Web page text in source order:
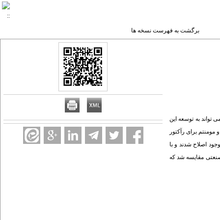
برگشت به فهرست نسخه ها
تواند به توسعه این
برای رآکتور
اصلاح شدند و با
صنعتی مقایسه شد که